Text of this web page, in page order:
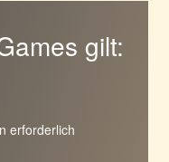
gilt:
erforderlich